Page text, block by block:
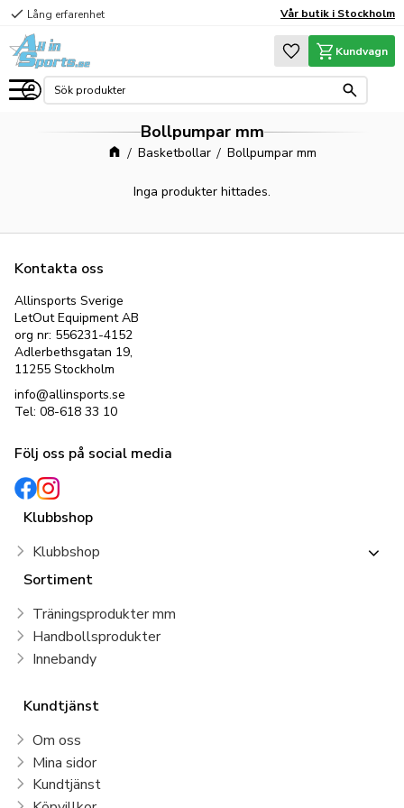
Meny
check Lång erfarenhet Vår butik i Stockholm
Favoriter
Kundvagn
Bollpumpar mm
Basketbollar Bollpumpar mm
Inga produkter hittades.
Kontakta oss
Allinsports Sverige
LetOut Equipment AB
org nr: 556231-4152
Adlerbethsgatan 19,
11255 Stockholm
info@allinsports.se
Tel: 08-618 33 10
Följ oss på social media
Klubbshop
Klubbshop
Sortiment
Träningsprodukter mm
Handbollsprodukter
Innebandy
Kundtjänst
Om oss
Mina sidor
Kundtjänst